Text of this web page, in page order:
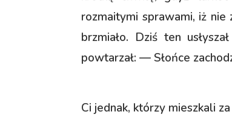
rozmaitymi sprawami, iż nie
brzmiało. Dziś ten
powtarzał: — Słońce
Ci jednak, którzy mieszkali